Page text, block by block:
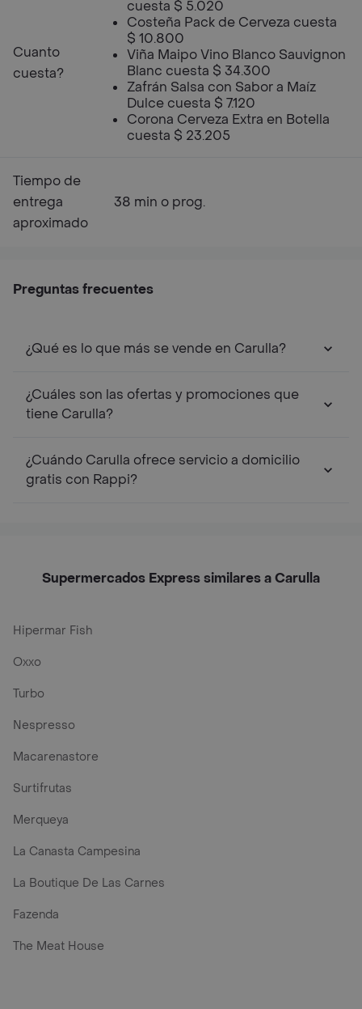
Cuanto
cuesta?
cuesta $ 5.020
Costeña Pack de Cerveza cuesta
$ 10.800
Viña Maipo Vino Blanco Sauvignon
Blanc cuesta $ 34.300
Zafrán Salsa con Sabor a Maíz
Dulce cuesta $ 7.120
Corona Cerveza Extra en Botella
cuesta $ 23.205
Tiempo de
entrega
aproximado
38 min o prog.
Preguntas frecuentes
¿Qué es lo que más se vende en Carulla?
¿Cuáles son las ofertas y promociones que
tiene Carulla?
¿Cuándo Carulla ofrece servicio a domicilio
gratis con Rappi?
Supermercados Express similares a Carulla
Hipermar Fish
Oxxo
Turbo
Nespresso
Macarenastore
Surtifrutas
Merqueya
La Canasta Campesina
La Boutique De Las Carnes
Fazenda
The Meat House